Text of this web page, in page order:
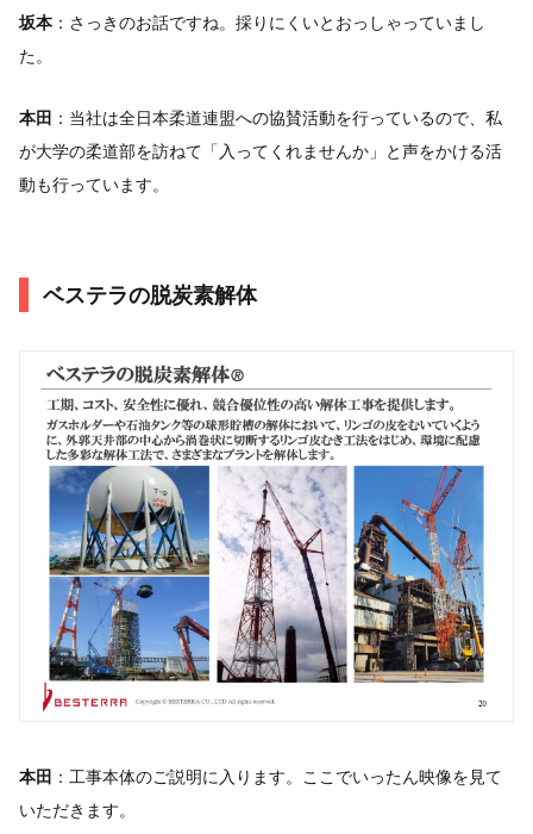
坂本 ：さっきのお話ですね。採りにくいとおっしゃっていまし
た。
本田 ：当社は全日本柔道連盟への協賛活動を行っているので、私
が大学の柔道部を訪ねて「入ってくれませんか」と声をかける活
動も行っています。
ベステラの脱炭素解体
本田 ：工事本体のご説明に入ります。ここでいったん映像を見て
いただきます。